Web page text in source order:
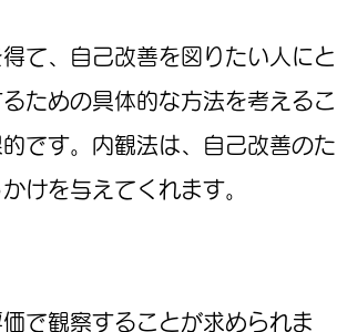
て、自己改善を図りたい人にと
ための具体的な方法を考えるこ
です。内観法は、自己改善のた
けを与えてくれます。
で観察することが求められま